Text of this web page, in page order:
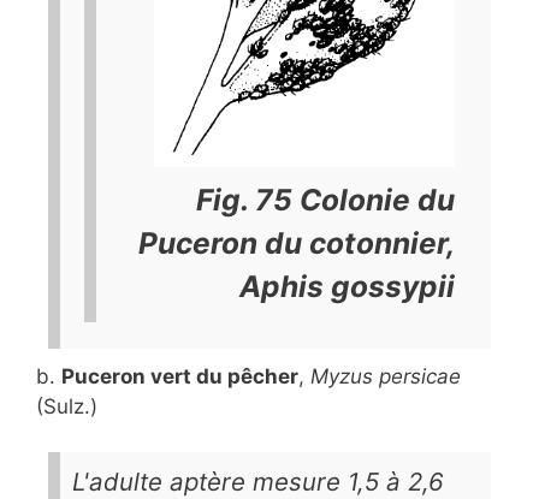
Fig. 75 Colonie du
Puceron du cotonnier,
Aphis gossypii
b. Puceron vert du pêcher, Myzus persicae
(Sulz.)
L'adulte aptère mesure 1,5 à 2,6